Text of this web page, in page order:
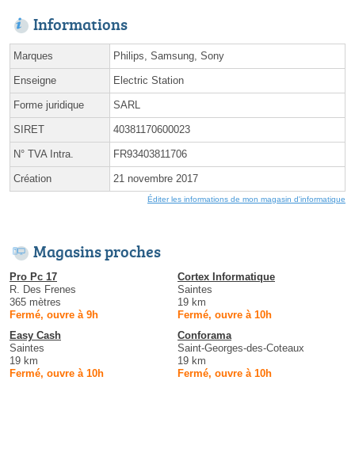
Informations
Marques Philips, Samsung, Sony
Enseigne Electric Station
Forme juridique SARL
SIRET 40381170600023
N° TVA Intra. FR93403811706
Création 21 novembre 2017
Éditer les informations de mon magasin d'informatique
Magasins proches
Pro Pc 17
R. Des Frenes
365 mètres
Fermé, ouvre à 9h
Cortex Informatique
Saintes
19 km
Fermé, ouvre à 10h
Easy Cash
Saintes
19 km
Fermé, ouvre à 10h
Conforama
Saint-Georges-des-Coteaux
19 km
Fermé, ouvre à 10h